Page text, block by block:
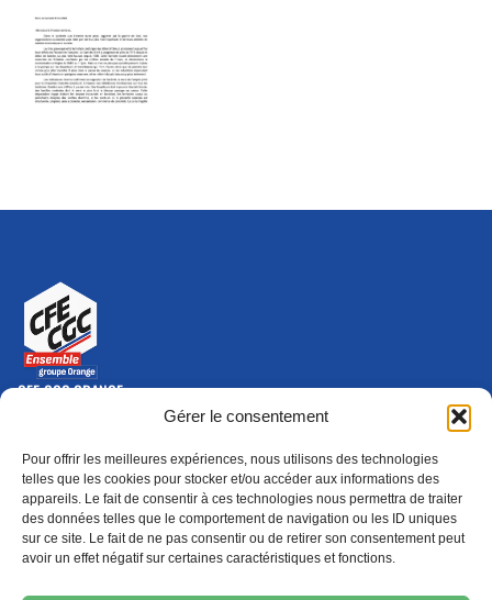
Gérer le consentement
Pour offrir les meilleures expériences, nous utilisons des technologies
telles que les cookies pour stocker et/ou accéder aux informations des
appareils. Le fait de consentir à ces technologies nous permettra de traiter
des données telles que le comportement de navigation ou les ID uniques
sur ce site. Le fait de ne pas consentir ou de retirer son consentement peut
avoir un effet négatif sur certaines caractéristiques et fonctions.
CFE-CGC ORANGE
10-12 rue Saint Amand, 75015 Paris Cedex 15
Nous contacter
01 46 79 28 74
S'ABONNER(NOUVELLE FENÊTRE)
ADHÉRER
Épargne
(nouvelle fenêtre) Formation
(nouvelle fenêtre)